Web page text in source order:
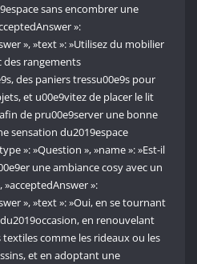
sans encombrer une
»:
», »text »: »Utilisez du mobilier
des rangements
des paniers tressu00e9s pour
et u00e9vitez de placer le lit
de pru00e9server une bonne
sensation du2019espace
»: »Question », »name »: »Est-il
une ambiance cosy avec un
»acceptedAnswer »:
», »text »: »Oui, en se tournant
en renouvelant
comme les rideaux ou les
et en adoptant une